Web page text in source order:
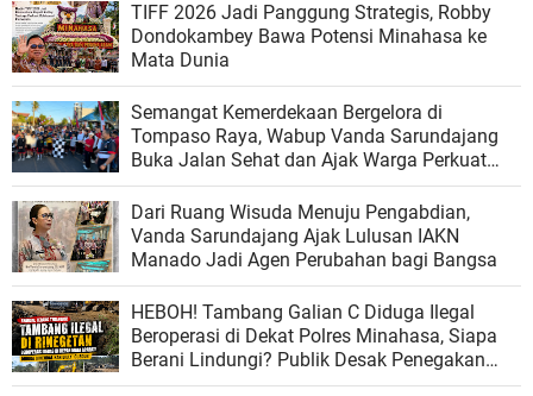
TIFF 2026 Jadi Panggung Strategis, Robby
Dondokambey Bawa Potensi Minahasa ke
Mata Dunia
Semangat Kemerdekaan Bergelora di
Tompaso Raya, Wabup Vanda Sarundajang
Buka Jalan Sehat dan Ajak Warga Perkuat
Persatuan
Dari Ruang Wisuda Menuju Pengabdian,
Vanda Sarundajang Ajak Lulusan IAKN
Manado Jadi Agen Perubahan bagi Bangsa
HEBOH! Tambang Galian C Diduga Ilegal
Beroperasi di Dekat Polres Minahasa, Siapa
Berani Lindungi? Publik Desak Penegakan
Hukum Tanpa Tebang Pilih